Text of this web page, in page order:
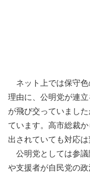
ネット上では保守色
理由に、公明党が連
が飛び交っていまし
ています。高市総裁
出されていても対応
公明党としては参議
や支援者が自民党の